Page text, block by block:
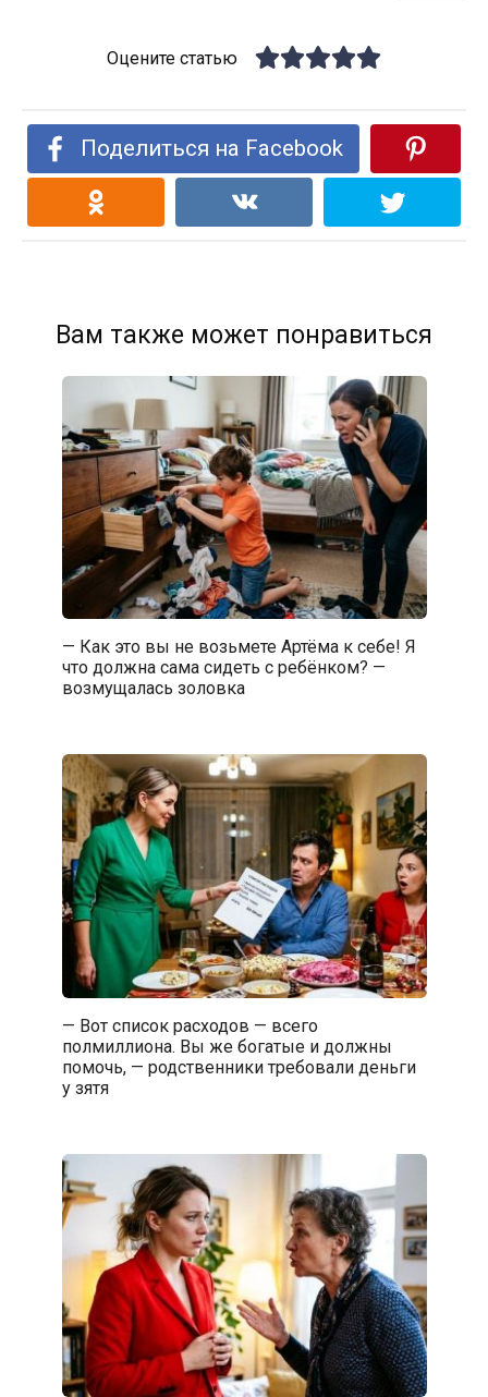
Оцените статью
Поделиться на Facebook
Вам также может понравиться
— Как это вы не возьмете Артёма к себе! Я
что должна сама сидеть с ребёнком? —
возмущалась золовка
— Вот список расходов — всего
полмиллиона. Вы же богатые и должны
помочь, — родственники требовали деньги
у зятя